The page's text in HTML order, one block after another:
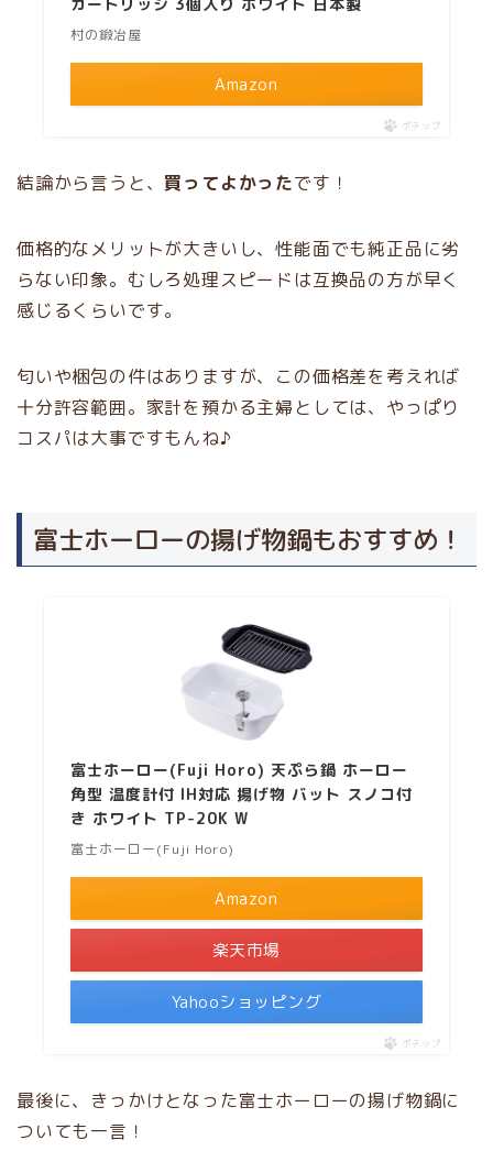
村の鍛冶屋
Amazon
ポチップ
結論から言うと、 買ってよかったです！
価格的なメリットが大きいし、性能面でも純正品に劣
らない印象。むしろ処理スピードは互換品の方が早く
感じるくらいです。
匂いや梱包の件はありますが、この価格差を考えれば
十分許容範囲。家計を預かる主婦としては、やっぱり
コスパは大事ですもんね♪
富士ホーローの揚げ物鍋もおすすめ！
富士ホーロー(Fuji Horo) 天ぷら鍋 ホーロー
角型 温度計付 IH対応 揚げ物 バット スノコ付
き ホワイト TP-20K W
富士ホーロー(Fuji Horo)
Amazon
楽天市場
Yahooショッピング
ポチップ
最後に、きっかけとなった富士ホーローの揚げ物鍋に
ついても一言！